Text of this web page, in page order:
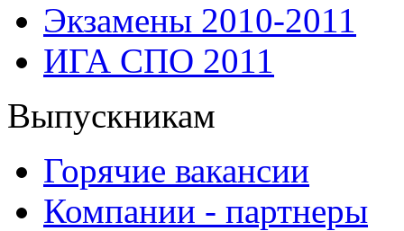
Экзамены 2010-2011
ИГА СПО 2011
Выпускникам
Горячие вакансии
Компании - партнеры